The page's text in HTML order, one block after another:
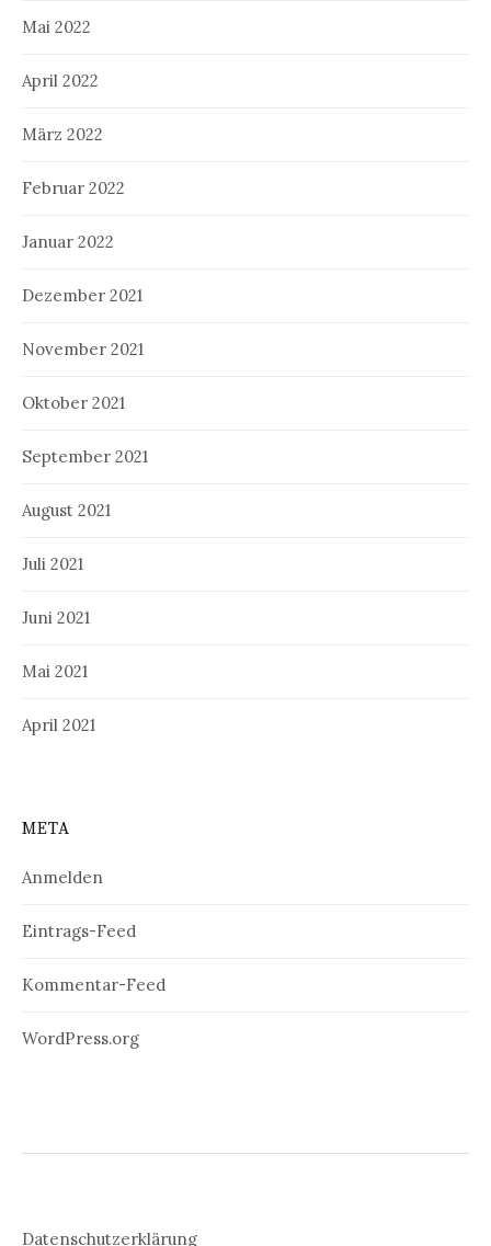
Mai 2022
April 2022
März 2022
Februar 2022
Januar 2022
Dezember 2021
November 2021
Oktober 2021
September 2021
August 2021
Juli 2021
Juni 2021
Mai 2021
April 2021
META
Anmelden
Eintrags-Feed
Kommentar-Feed
WordPress.org
Datenschutzerklärung